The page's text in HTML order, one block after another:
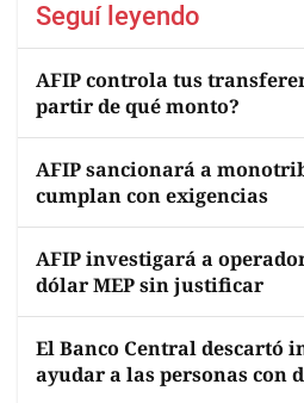
Seguí leyendo
AFIP controla tus
partir de qué monto?
AFIP sancionará a
cumplan con exigencias
AFIP investigará a
dólar MEP sin justificar
El Banco Central descartó
ayudar a las personas con